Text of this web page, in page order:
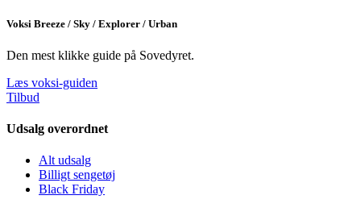
Voksi Breeze / Sky / Explorer / Urban
Den mest klikke guide på Sovedyret.
Læs voksi-guiden
Tilbud
Udsalg overordnet
Alt udsalg
Billigt sengetøj
Black Friday